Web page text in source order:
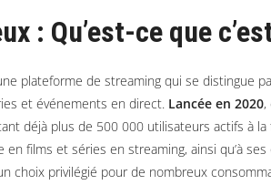
: Qu’est-ce que
plateforme de streaming qui se distingue
et événements en direct. Lancée en 2020,
déjà plus de 500 000 utilisateurs actifs à la
en films et séries en streaming, ainsi qu’à
choix privilégié pour de nombreux